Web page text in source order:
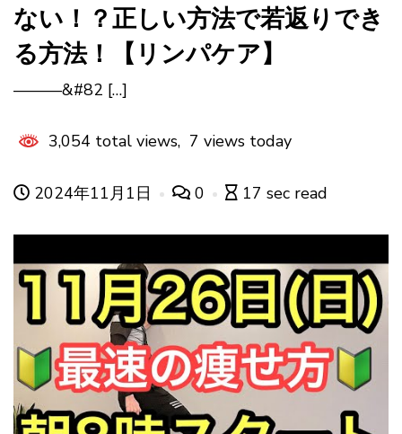
ない！？正しい方法で若返りでき
る方法！【リンパケア】
———&#82 […]
3,054 total views, 7 views today
2024年11月1日 0 17 sec read